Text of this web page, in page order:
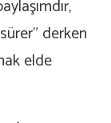
derken
elde